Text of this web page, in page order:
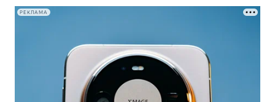
РЕКЛАМА